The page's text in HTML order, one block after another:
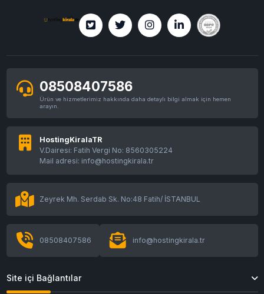
08508407586
Ürün ve hizmetlerimiz hakkında daha detaylı bilgi almak için hemen
arayın.
HostingKiralaTR
V.Dairesi: Fatih Vergi No: 8560305224
Mail adresi: info@hostingkirala.tr
Zeyrek Mh. Serdab Sk. No:48 Fatih/ İSTANBUL
08508407586 info@hostingkirala.tr
Site içi Bağlantılar